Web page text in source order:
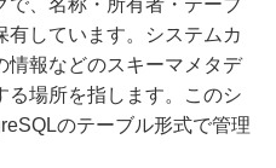
で、名称・所有者・テーブ
有しています。システムカ
情報などのスキーマメタデ
る場所を指します。このシ
のテーブル形式で管理